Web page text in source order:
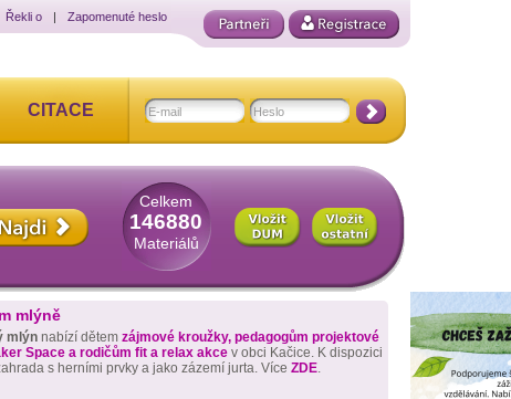
Řekli o | Zapomenuté heslo
CITACE
Celkem
146880
Materiálů
mlýně
mlýn nabízí dětem zájmové kroužky, pedagogům projektové
Space a rodičům fit a relax akce v obci Kačice. K dispozici
s herními prvky a jako zázemí jurta. Více ZDE.